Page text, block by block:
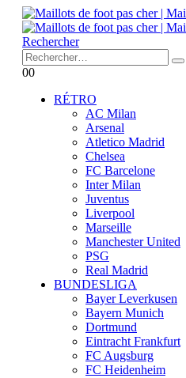
Rechercher
00
RÉTRO
AC Milan
Arsenal
Atletico Madrid
Chelsea
FC Barcelone
Inter Milan
Juventus
Liverpool
Marseille
Manchester United
PSG
Real Madrid
BUNDESLIGA
Bayer Leverkusen
Bayern Munich
Dortmund
Eintracht Frankfurt
FC Augsburg
FC Heidenheim